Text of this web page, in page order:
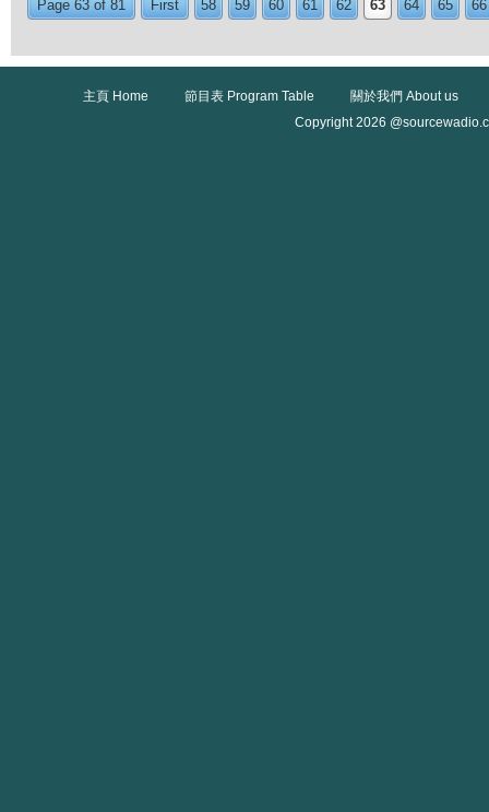
Page 63 of 81 First 58 59 60 61 62 63 64 65 66
主頁 Home 節目表 Program Table
關於我們 About us
Copyright 2026